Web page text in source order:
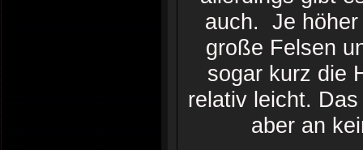
auch. Je höher
große Felsen
sogar kurz die
relativ leicht.
aber an